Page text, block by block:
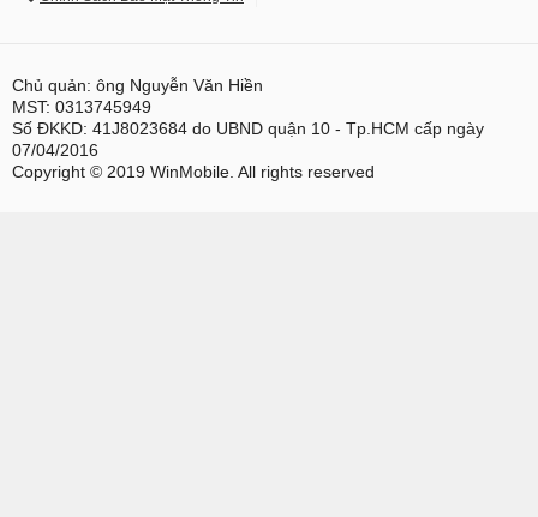
Chủ quản: ông Nguyễn Văn Hiền
MST: 0313745949
Số ĐKKD: 41J8023684 do UBND quận 10 - Tp.HCM cấp ngày
07/04/2016
Copyright © 2019 WinMobile. All rights reserved